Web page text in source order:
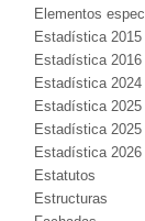
Elementos
Estadística 2015
Estadística 2016
Estadística 2024
Estadística
Estadística
Estadística
Estatutos
Estructuras